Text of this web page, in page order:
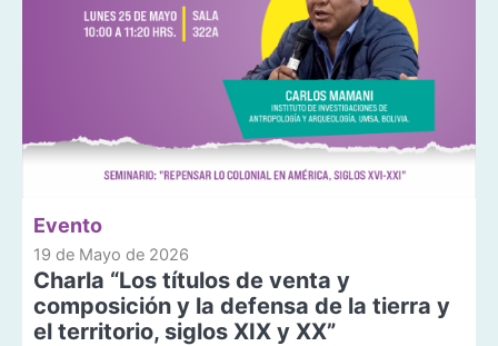
Evento
19 de Mayo de 2026
Charla “Los títulos de venta y
composición y la defensa de la tierra y
el territorio, siglos XIX y XX”